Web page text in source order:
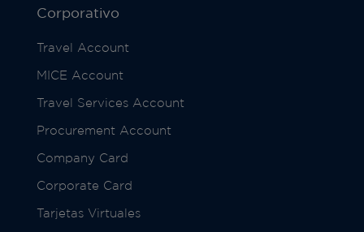
Corporativo
Travel Account
MICE Account
Travel Services Account
Procurement Account
Company Card
Corporate Card
Tarjetas Virtuales